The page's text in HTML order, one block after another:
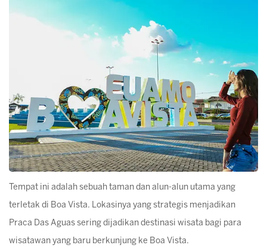
Tempat ini adalah sebuah taman dan alun-alun utama yang
terletak di Boa Vista. Lokasinya yang strategis menjadikan
Praca Das Aguas sering dijadikan destinasi wisata bagi para
wisatawan yang baru berkunjung ke Boa Vista.